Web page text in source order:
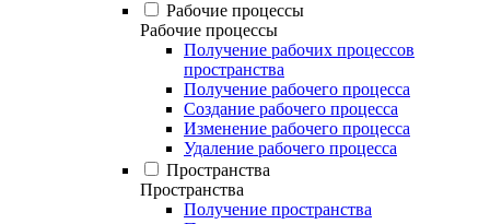
Рабочие процессы
Рабочие процессы
Получение рабочих процессов
пространства
Получение рабочего процесса
Создание рабочего процесса
Изменение рабочего процесса
Удаление рабочего процесса
Пространства
Пространства
Получение пространства